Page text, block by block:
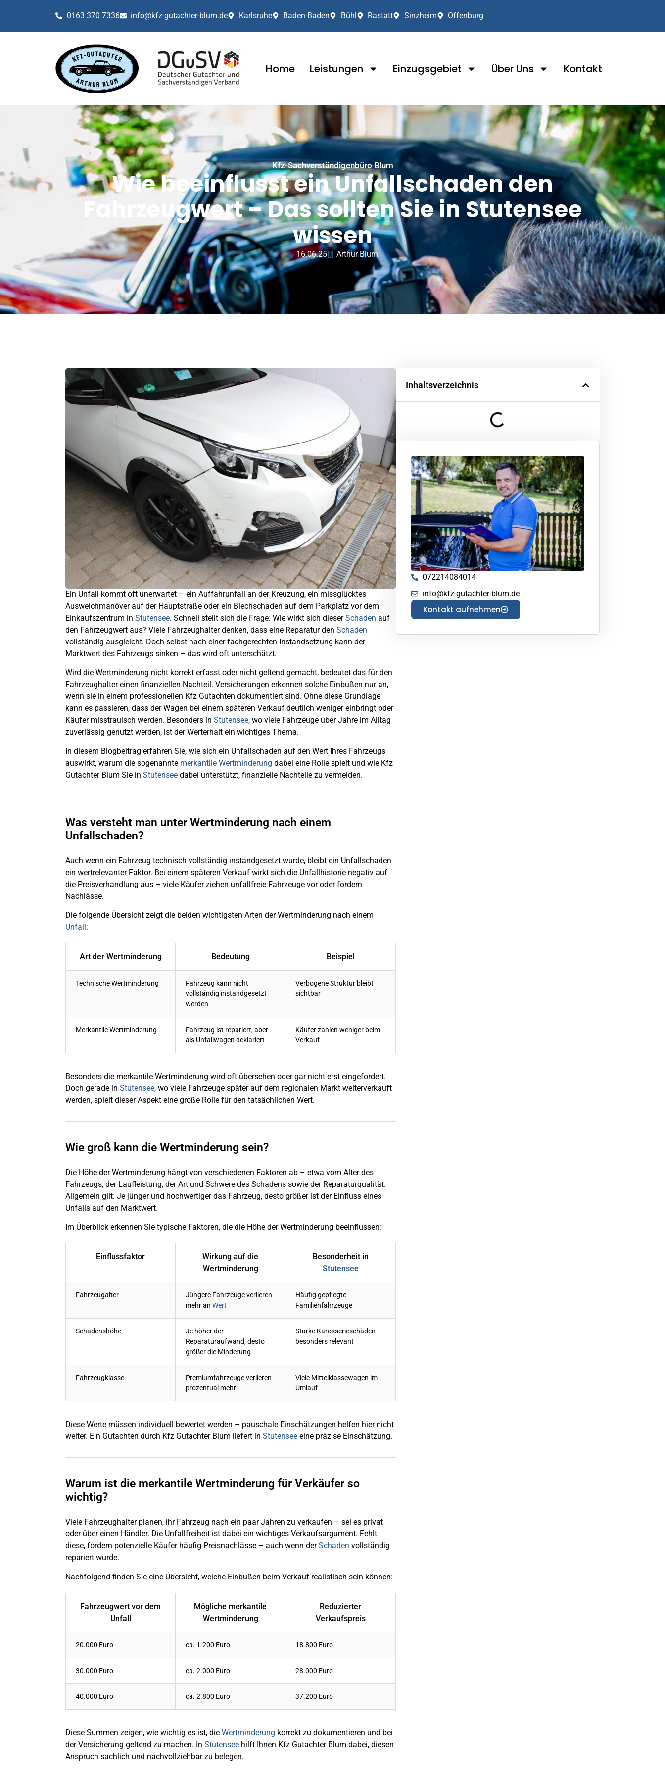
0163 370 7336 info@kfz-gutachter-blum.de Karlsruhe Baden-Baden Bühl Rastatt Sinzheim Offenburg
Home Leistungen Einzugsgebiet Über Uns Kontakt
Kfz-Sachverständigenbüro Blum
Wie beeinflusst ein Unfallschaden den
Fahrzeugwert – Das sollten Sie in Stutensee
wissen
16.06.25 Arthur Blum
Ein Unfall kommt oft unerwartet – ein Auffahrunfall an der Kreuzung, ein missglücktes
Ausweichmanöver auf der Hauptstraße oder ein Blechschaden auf dem Parkplatz vor dem
Einkaufszentrum in Stutensee. Schnell stellt sich die Frage: Wie wirkt sich dieserSchaden auf
den Fahrzeugwert aus? Viele Fahrzeughalter denken, dass eine Reparatur den Schaden
vollständig ausgleicht. Doch selbst nach einer fachgerechten Instandsetzung kann der
Marktwert des Fahrzeugs sinken – das wird oft unterschätzt.
Wird die Wertminderung nicht korrekt erfasst oder nicht geltend gemacht, bedeutet das für den
Fahrzeughalter einen finanziellen Nachteil. Versicherungen erkennen solche Einbußen nur an,
wenn sie in einem professionellen Kfz Gutachten dokumentiert sind. Ohne diese Grundlage
kann es passieren, dass der Wagen bei einem späteren Verkauf deutlich weniger einbringt oder
Käufer misstrauisch werden. Besonders in Stutensee, wo viele Fahrzeuge über Jahre im Alltag
zuverlässig genutzt werden, ist der Werterhalt ein wichtiges Thema.
In diesem Blogbeitrag erfahren Sie, wie sich ein Unfallschaden auf den Wert Ihres Fahrzeugs
auswirkt, warum die sogenannte merkantile Wertminderung dabei eine Rolle spielt und wie Kfz
Gutachter Blum Sie in Stutensee dabei unterstützt, finanzielle Nachteile zu vermeiden.
Was versteht man unter Wertminderung nach einem
Unfallschaden?
Auch wenn ein Fahrzeug technisch vollständig instandgesetzt wurde, bleibt ein Unfallschaden
ein wertrelevanter Faktor. Bei einem späteren Verkauf wirkt sich die Unfallhistorie negativ auf
die Preisverhandlung aus – viele Käufer ziehen unfallfreie Fahrzeuge vor oder fordern
Nachlässe.
Die folgende Übersicht zeigt die beiden wichtigsten Arten der Wertminderung nach einem
Unfall:
Art der Wertminderung Bedeutung Beispiel
Technische Wertminderung
Fahrzeug kann nicht
vollständig instandgesetzt
werden
Verbogene Struktur bleibt
sichtbar
Merkantile Wertminderung
Fahrzeug ist repariert, aber
als Unfallwagen deklariert
Käufer zahlen weniger beim
Verkauf
Besonders die merkantile Wertminderung wird oft übersehen oder gar nicht erst eingefordert.
Doch gerade in Stutensee, wo viele Fahrzeuge später auf dem regionalen Markt weiterverkauft
werden, spielt dieser Aspekt eine große Rolle für den tatsächlichen Wert.
Wie groß kann die Wertminderung sein?
Die Höhe der Wertminderung hängt von verschiedenen Faktoren ab – etwa vom Alter des
Fahrzeugs, der Laufleistung, der Art und Schwere des Schadens sowie der Reparaturqualität.
Allgemein gilt: Je jünger und hochwertiger das Fahrzeug, desto größer ist der Einfluss eines
Unfalls auf den Marktwert.
Im Überblick erkennen Sie typische Faktoren, die die Höhe der Wertminderung beeinflussen:
Einflussfaktor
Wirkung auf die
Wertminderung
Besonderheit in
Stutensee
Fahrzeugalter
Jüngere Fahrzeuge verlieren
mehr an Wert
Häufig gepflegte
Familienfahrzeuge
Schadenshöhe
Je höher der
Reparaturaufwand, desto
größer die Minderung
Starke Karosserieschäden
besonders relevant
Fahrzeugklasse
Premiumfahrzeuge verlieren
prozentual mehr
Viele Mittelklassewagen im
Umlauf
Diese Werte müssen individuell bewertet werden – pauschale Einschätzungen helfen hier nicht
weiter. Ein Gutachten durch Kfz Gutachter Blum liefert in Stutensee eine präzise Einschätzung.
Warum ist die merkantile Wertminderung für Verkäufer so
wichtig?
Viele Fahrzeughalter planen, ihr Fahrzeug nach ein paar Jahren zu verkaufen – sei es privat
oder über einen Händler. Die Unfallfreiheit ist dabei ein wichtiges Verkaufsargument. Fehlt
diese, fordern potenzielle Käufer häufig Preisnachlässe – auch wenn derSchaden vollständig
repariert wurde.
Nachfolgend finden Sie eine Übersicht, welche Einbußen beim Verkauf realistisch sein können:
Fahrzeugwert vor dem
Unfall
Mögliche merkantile
Wertminderung
Reduzierter
Verkaufspreis
20.000 Euro ca. 1.200 Euro 18.800 Euro
30.000 Euro ca. 2.000 Euro 28.000 Euro
40.000 Euro ca. 2.800 Euro 37.200 Euro
Diese Summen zeigen, wie wichtig es ist, die Wertminderung korrekt zu dokumentieren und bei
der Versicherung geltend zu machen. In Stutensee hilft Ihnen Kfz Gutachter Blum dabei, diesen
Anspruch sachlich und nachvollziehbar zu belegen.
Inhaltsverzeichnis
072214084014
info@kfz-gutachter-blum.de
Kontakt aufnehmen